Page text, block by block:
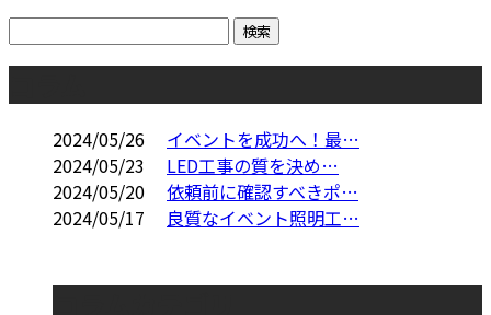
2024/05/26
イベントを成功へ！最…
2024/05/23
LED工事の質を決め…
2024/05/20
依頼前に確認すべきポ…
2024/05/17
良質なイベント照明工…